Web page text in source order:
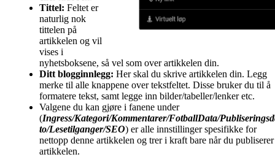
Tittel: Feltet er
naturlig nok
tittelen på
artikkelen og vil
vises i
nyhetsboksene, så vel som over artikkelen din.
Ditt blogginnlegg: Her skal du skrive artikkelen din. Legg
merke til alle knappene over tekstfeltet. Disse bruker du til å
formatere tekst, samt legge inn bilder/tabeller/lenker etc.
Valgene du kan gjøre i fanene under
(Ingress/Kategori/Kommentarer/FotballData/
to/Lesetilganger/SEO) er alle innstillinger spesifikke for
nettopp denne artikkelen og trer i kraft bare når du publiserer
artikkelen.